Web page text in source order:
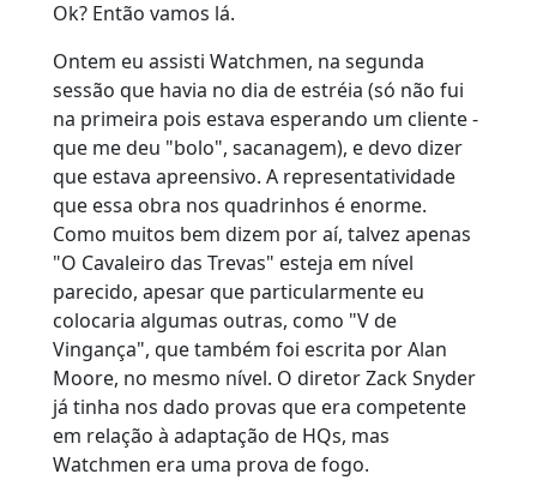
Ok? Então vamos lá.
Ontem eu assisti Watchmen, na segunda
sessão que havia no dia de estréia (só não fui
na primeira pois estava esperando um cliente -
que me deu "bolo", sacanagem), e devo dizer
que estava apreensivo. A representatividade
que essa obra nos quadrinhos é enorme.
Como muitos bem dizem por aí, talvez apenas
"O Cavaleiro das Trevas" esteja em nível
parecido, apesar que particularmente eu
colocaria algumas outras, como "V de
Vingança", que também foi escrita por Alan
Moore, no mesmo nível. O diretor Zack Snyder
já tinha nos dado provas que era competente
em relação à adaptação de HQs, mas
Watchmen era uma prova de fogo.